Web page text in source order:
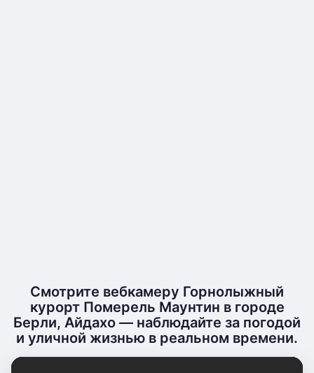
Смотрите вебкамеру Горнолыжный
курорт Померель Маунтин в городе
Берли, Айдахо — наблюдайте за погодой
и уличной жизнью в реальном времени.